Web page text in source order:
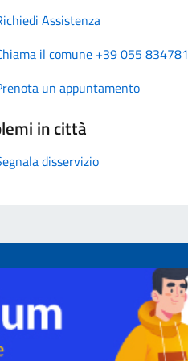
Assistenza
il comune +39 055 834781
un appuntamento
in città
disservizio